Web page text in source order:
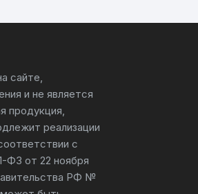
сайте,
и не является
продукция,
реализации
с
ФЗ от 22 ноября
РФ №